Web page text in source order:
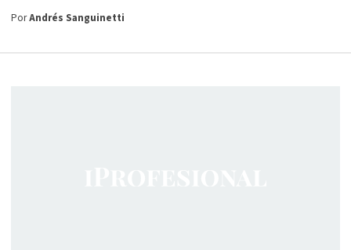
PorAndrés Sanguinetti